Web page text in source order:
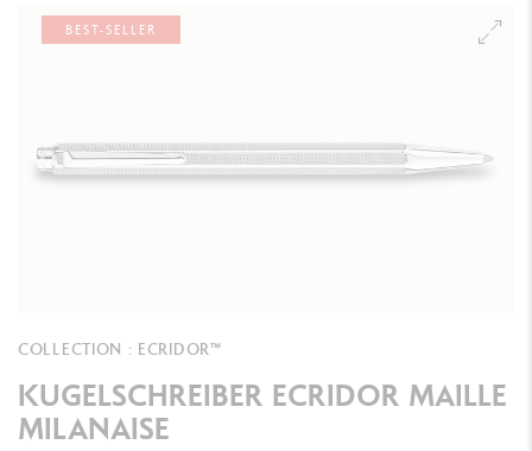
BEST-SELLER
COLLECTION : ECRIDOR™
KUGELSCHREIBER ECRIDOR MAILLE
MILANAISE